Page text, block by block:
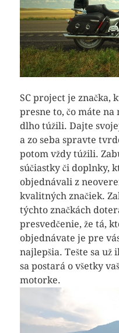
SC project je značka,
presne to, čo máte na
dlho túžili. Dajte
a zo seba spravte
potom vždy túžili.
súčiastky či doplnky,
objednávali z
kvalitných značiek.
týchto značkách
presvedčenie, že tá,
objednávate je pre
najlepšia. Tešte sa už
sa postará o všetky
motorke.